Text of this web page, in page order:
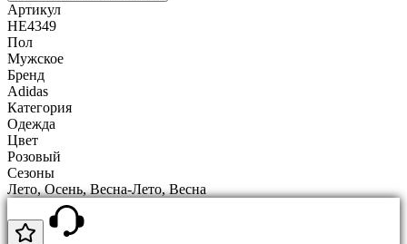
Артикул
HE4349
Пол
Мужское
Бренд
Adidas
Категория
Одежда
Цвет
Розовый
Сезоны
Лето, Осень, Весна-Лето, Весна